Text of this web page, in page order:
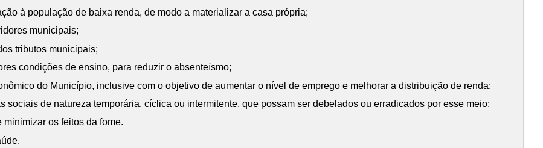
à população de baixa renda, de modo a materializar a casa própria;
municipais;
tributos municipais;
condições de ensino, para reduzir o absenteísmo;
do Município, inclusive com o objetivo de aumentar o nível de emprego e melhorar a distribuição de renda;
sociais de natureza temporária, cíclica ou intermitente, que possam ser debelados ou erradicados por esse meio;
os feitos da fome.